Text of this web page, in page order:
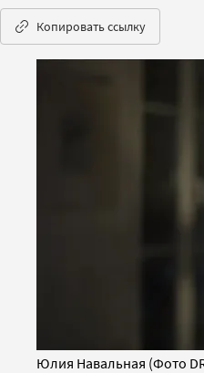
Копировать ссылку
Юлия Навальная (Фото